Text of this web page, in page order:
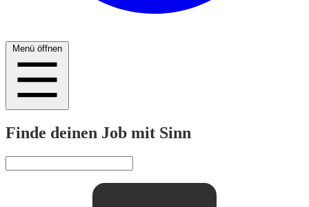
Menü öffnen
Finde deinen Job mit Sinn